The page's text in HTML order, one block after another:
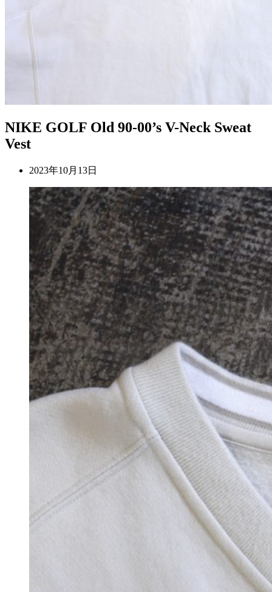
NIKE GOLF Old 90-00’s V-Neck Sweat
Vest
2023年10月13日